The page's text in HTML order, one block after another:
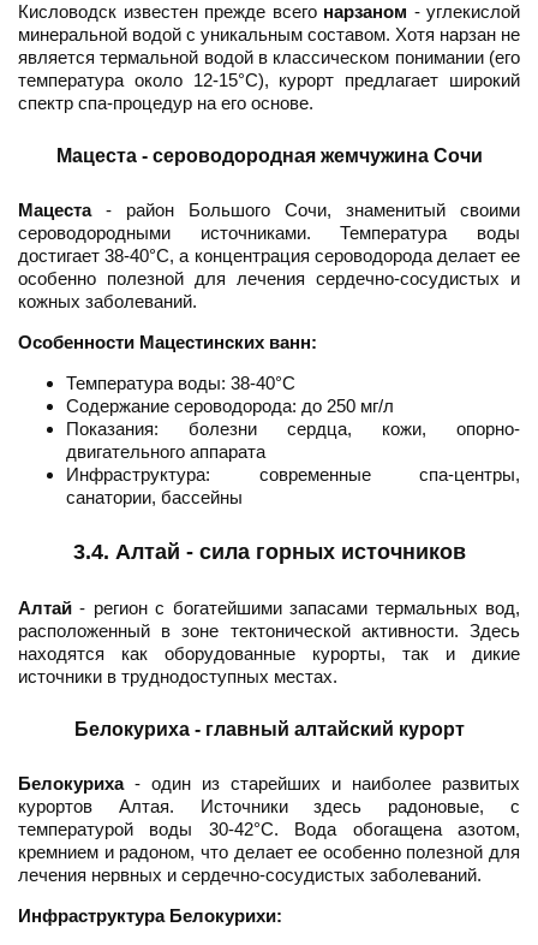
Кисловодск известен прежде всего нарзаном - углекислой
минеральной водой с уникальным составом. Хотя нарзан не
является термальной водой в классическом понимании (его
температура около 12-15°C), курорт предлагает широкий
спектр спа-процедур на его основе.
Мацеста - сероводородная жемчужина Сочи
Мацеста- район Большого Сочи, знаменитый своими
сероводородными источниками. Температура воды
достигает 38-40°C, а концентрация сероводорода делает ее
особенно полезной для лечения сердечно-сосудистых и
кожных заболеваний.
Особенности Мацестинских ванн:
Температура воды: 38-40°C
Содержание сероводорода: до 250 мг/л
Показания: болезни сердца, кожи, опорно-
двигательного аппарата
Инфраструктура: современные спа-центры,
санатории, бассейны
3.4. Алтай - сила горных источников
Алтай - регион с богатейшими запасами термальных вод,
расположенный в зоне тектонической активности. Здесь
находятся как оборудованные курорты, так и дикие
источники в труднодоступных местах.
Белокуриха - главный алтайский курорт
Белокуриха- один из старейших и наиболее развитых
курортов Алтая. Источники здесь радоновые, с
температурой воды 30-42°C. Вода обогащена азотом,
кремнием и радоном, что делает ее особенно полезной для
лечения нервных и сердечно-сосудистых заболеваний.
Инфраструктура Белокурихи: